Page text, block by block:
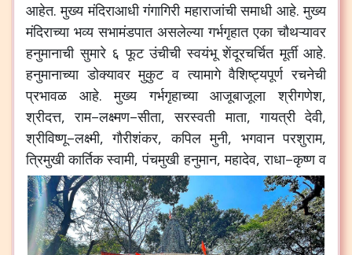
आहेत.मुख्य मंदिराआधी गंगागिरी महाराजांची समाधी आहे.मुख्य
मंदिराच्या भव्य सभामंडपात असलेल्या गर्भगृहात एका चौथऱ्यावर
हनुमानाची सुमारे ६ फूट उंचीची स्वयंभू शेंदूरचर्चित मूर्ती आहे.
हनुमानाच्या डोक्यावर मुकुट व त्यामागे वैशिष्ट्यपूर्ण रचनेची
प्रभावळ
आहे.मुख्य गर्भगृहाच्या आजूबाजूला श्रीगणेश,
श्रीदत्त,राम–लक्ष्मण–सीता,सरस्वती माता,गायत्री देवी,
श्रीविष्णू–लक्ष्मी,गौरीशंकर,कपिल मुनी, भगवान परशुराम,
त्रिमुखी कार्तिक स्वामी,पंचमुखी हनुमान,महादेव,राधा–कृष्ण व